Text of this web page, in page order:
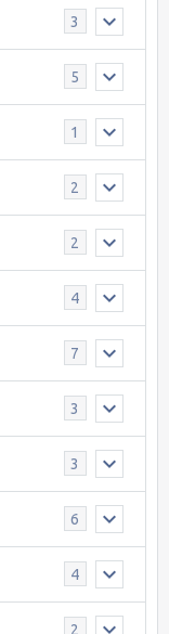
3
5
1
2
2
4
7
3
3
6
4
2